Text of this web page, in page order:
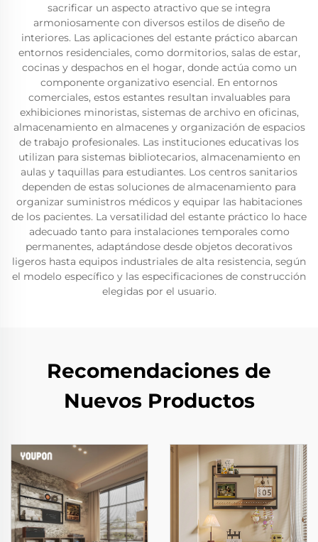
sacrificar un aspecto atractivo que se integra
armoniosamente con diversos estilos de diseño de
interiores. Las aplicaciones del estante práctico abarcan
entornos residenciales, como dormitorios, salas de estar,
cocinas y despachos en el hogar, donde actúa como un
componente organizativo esencial. En entornos
comerciales, estos estantes resultan invaluables para
exhibiciones minoristas, sistemas de archivo en oficinas,
almacenamiento en almacenes y organización de espacios
de trabajo profesionales. Las instituciones educativas los
utilizan para sistemas bibliotecarios, almacenamiento en
aulas y taquillas para estudiantes. Los centros sanitarios
dependen de estas soluciones de almacenamiento para
organizar suministros médicos y equipar las habitaciones
de los pacientes. La versatilidad del estante práctico lo hace
adecuado tanto para instalaciones temporales como
permanentes, adaptándose desde objetos decorativos
ligeros hasta equipos industriales de alta resistencia, según
el modelo específico y las especificaciones de construcción
elegidas por el usuario.
Recomendaciones de
Nuevos Productos